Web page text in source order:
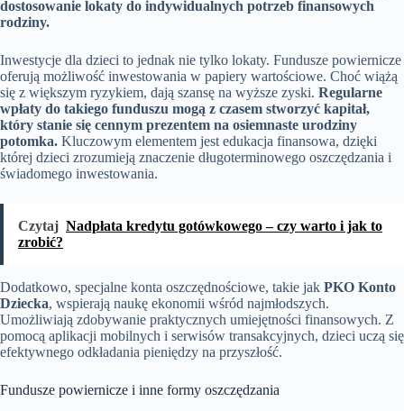
dostosowanie lokaty do indywidualnych potrzeb finansowych
rodziny.
Inwestycje dla dzieci to jednak nie tylko lokaty. Fundusze powiernicze
oferują możliwość inwestowania w papiery wartościowe. Choć wiążą
się z większym ryzykiem, dają szansę na wyższe zyski. Regularne
wpłaty do takiego funduszu mogą z czasem stworzyć kapitał,
który stanie się cennym prezentem na osiemnaste urodziny
potomka. Kluczowym elementem jest edukacja finansowa, dzięki
której dzieci zrozumieją znaczenie długoterminowego oszczędzania i
świadomego inwestowania.
Czytaj Nadpłata kredytu gotówkowego – czy warto i jak to
zrobić?
Dodatkowo, specjalne konta oszczędnościowe, takie jak PKO Konto
Dziecka, wspierają naukę ekonomii wśród najmłodszych.
Umożliwiają zdobywanie praktycznych umiejętności finansowych. Z
pomocą aplikacji mobilnych i serwisów transakcyjnych, dzieci uczą się
efektywnego odkładania pieniędzy na przyszłość.
Fundusze powiernicze i inne formy oszczędzania